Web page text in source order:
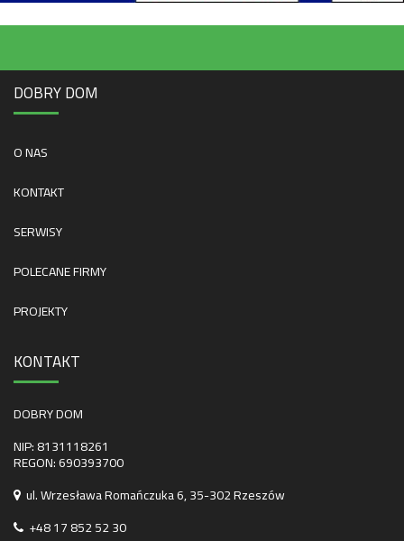
DOBRY DOM
O NAS
KONTAKT
SERWISY
POLECANE FIRMY
PROJEKTY
KONTAKT
DOBRY DOM
NIP: 8131118261
REGON: 690393700
ul. Wrzesława Romańczuka 6, 35-302 Rzeszów
+48 17 852 52 30